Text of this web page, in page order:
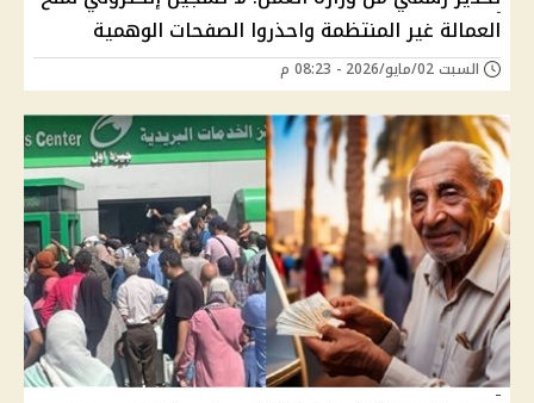
العمالة غير المنتظمة واحذروا الصفحات الوهمية
السبت 02/مايو/2026 - 08:23 م